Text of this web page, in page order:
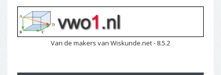
Van de makers van Wiskunde.net - 8.5.2